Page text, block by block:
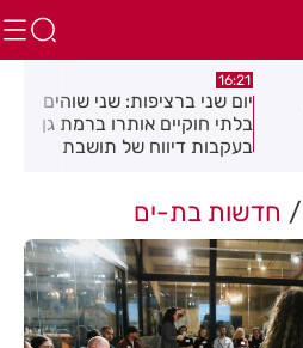
16:21
יום שני ברציפות: שני שוהים
בלתי חוקיים אותרו ברמת גן
בעקבות דיווח של תושבת
חדשות בת-ים